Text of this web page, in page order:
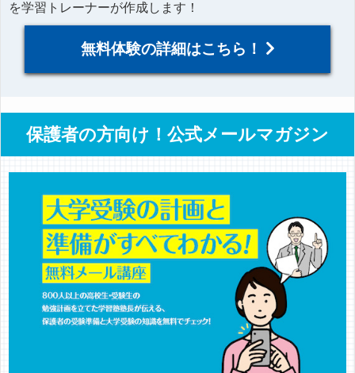
を学習トレーナーが作成します！
無料体験の詳細はこちら！
保護者の方向け！公式メールマガジン